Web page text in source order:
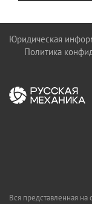
Юридическая
Политика
Вся представленная